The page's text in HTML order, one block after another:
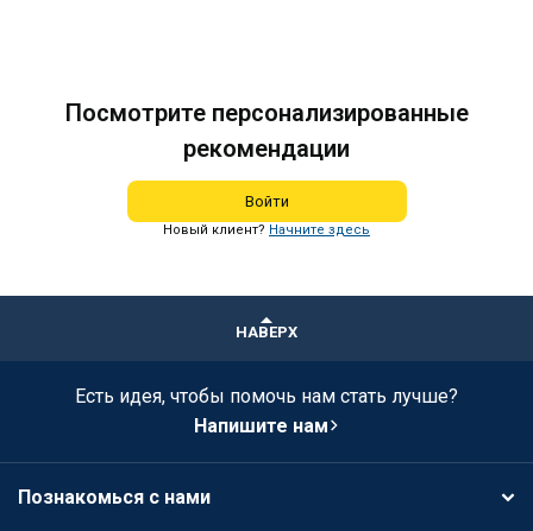
Посмотрите персонализированные
рекомендации
Войти
Новый клиент? Начните здесь
НАВЕРХ
Есть идея, чтобы помочь нам стать лучше?
Напишите нам
Познакомься с нами